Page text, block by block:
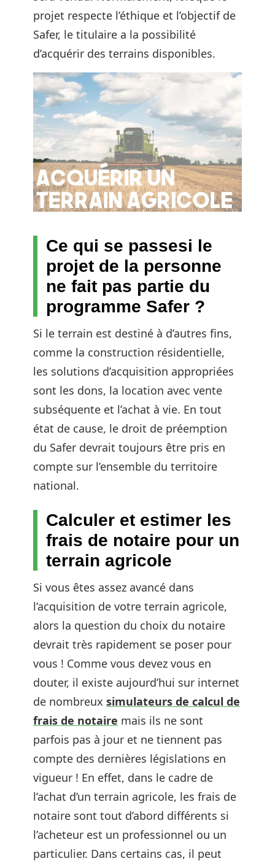
projet respecte l’éthique et l’objectif de
Safer, le titulaire a la possibilité
d’acquérir des terrains disponibles.
Ce qui se passesi le
projet de la personne
ne fait pas partie du
programme Safer ?
Si le terrain est destiné à d’autres fins,
comme la construction résidentielle,
les solutions d’acquisition appropriées
sont les dons, la location avec vente
subséquente et l’achat à vie. En tout
état de cause, le droit de préemption
du Safer devrait toujours être pris en
compte sur l’ensemble du territoire
national.
Calculer et estimer les
frais de notaire pour un
terrain agricole
Si vous êtes assez avancé dans
l’acquisition de votre terrain agricole,
alors la question du choix du notaire
devrait très rapidement se poser pour
vous ! Comme vous devez vous en
douter, il existe aujourd’hui sur internet
de nombreux simulateurs de calcul de
frais de notaire mais ils ne sont
parfois pas à jour et ne tiennent pas
compte des dernières législations en
vigueur ! En effet, dans le cadre de
l’achat d’un terrain agricole, les frais de
notaire sont tout d’abord différents si
l’acheteur est un professionnel ou un
particulier. Dans certains cas, il peut